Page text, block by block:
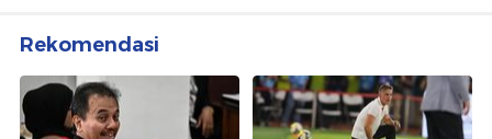
Rekomendasi